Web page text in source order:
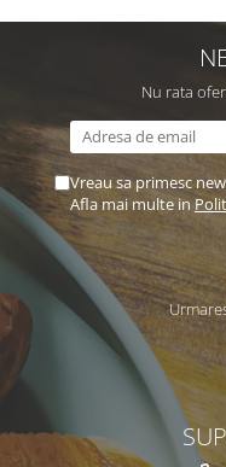
Nu rata
Vreau sa primesc
Afla mai multe in